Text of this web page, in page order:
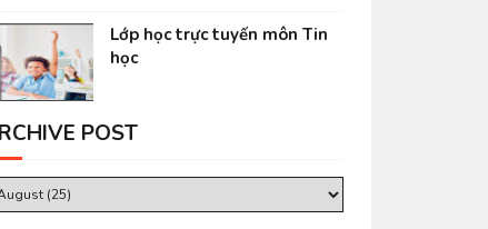
Lớp học trực tuyến môn Tin
học
POST